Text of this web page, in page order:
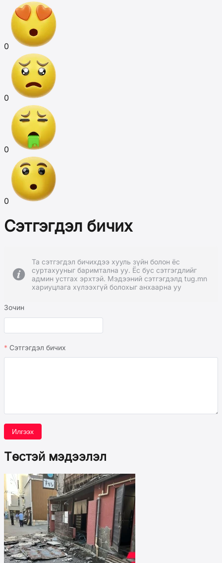
0
0
0
0
Сэтгэгдэл бичих
Та сэтгэгдэл бичихдээ хууль зүйн болон ёс
суртахууныг баримтална уу. Ёс бус сэтгэгдлийг
админ устгах эрхтэй. Мэдээний сэтгэгдэлд tug.mn
хариуцлага хүлээхгүй болохыг анхаарна уу
Зочин
Сэтгэгдэл бичих
Илгээх
Төстэй мэдээлэл